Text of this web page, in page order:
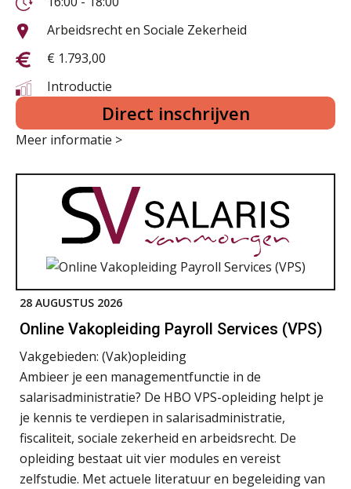
Arbeidsrecht en Sociale Zekerheid
€ 1.793,00
Introductie
Direct inschrijven
Meer informatie >
28 AUGUSTUS 2026
Online Vakopleiding Payroll Services (VPS)
Vakgebieden: (Vak)opleiding
Ambieer je een managementfunctie in de
salarisadministratie? De HBO VPS-opleiding helpt je
je kennis te verdiepen in salarisadministratie,
fiscaliteit, sociale zekerheid en arbeidsrecht. De
opleiding bestaat uit vier modules en vereist
zelfstudie. Met actuele literatuur en begeleiding van